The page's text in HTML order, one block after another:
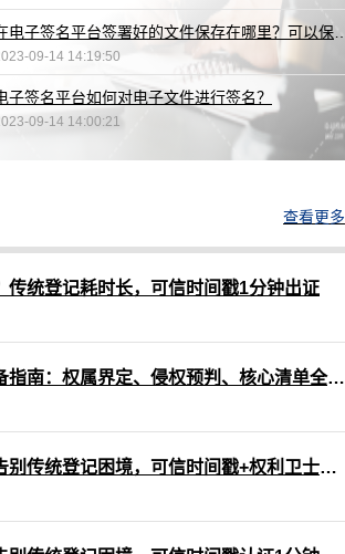
09-14 14:19:50
子签名平台如何对电子文件进行签名？
09-14 14:00:21
查看更多
传统登记耗时长，可信时间戳1分钟出证
网络作品版权认证材料准备指南：权属界定、侵权预判、核心清单全解析
网络作品版权保护指南：告别传统登记困境，可信时间戳+权利卫士App高效维权